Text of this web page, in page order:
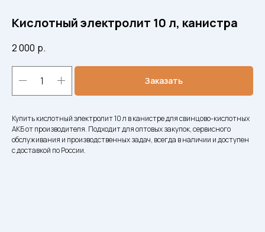
Кислотный электролит 10 л, канистра
2 000 р.
Заказать
Купить кислотный электролит 10 л в канистре для свинцово-кислотных
АКБ от производителя. Подходит для оптовых закупок, сервисного
обслуживания и производственных задач, всегда в наличии и доступен
с доставкой по России.